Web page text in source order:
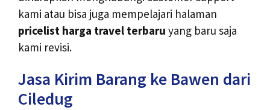
kami atau bisa juga mempelajari halaman
pricelist harga travel terbaru yang baru saja
kami revisi.
Jasa Kirim Barang ke Bawen dari
Ciledug